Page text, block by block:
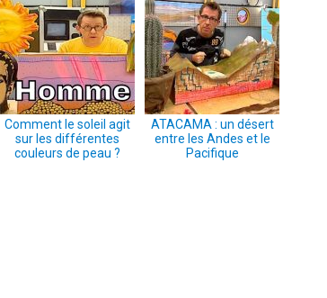
Comment le soleil agit
sur les différentes
couleurs de peau ?
ATACAMA : un désert
entre les Andes et le
Pacifique